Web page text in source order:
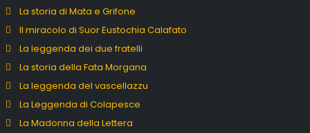
La storia di Mata e Grifone
Il miracolo di Suor Eustochia Calafato
La leggenda dei due fratelli
La storia della Fata Morgana
La leggenda del vascellazzu
La Leggenda di Colapesce
La Madonna della Lettera